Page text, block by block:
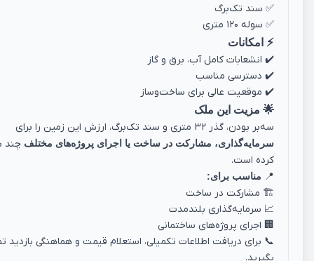
✅ سند تک‌برگ
✅ سوله ۱۲۰ متری
⚡ امکانات
✔️ انشعابات کامل آب، برق و گاز
✔️ دسترسی مناسب
✔️ موقعیت عالی برای ساخت‌وساز
🌟 مزیت این ملک
سه‌بر بودن، گذر ۳۲ متری و سند تک‌برگ، ارزش این زمین را برای
سرمایه‌گذاری، مشارکت در ساخت یا اجرای پروژه‌های مختلف چند
کرده است.
📍 مناسب برای:
🏗️ مشارکت در ساخت
📈 سرمایه‌گذاری بلندمدت
🏢 اجرای پروژه‌های ساختمانی
📞 برای دریافت اطلاعات تکمیلی، استعلام قیمت و هماهنگی بازدید
بگیرید.